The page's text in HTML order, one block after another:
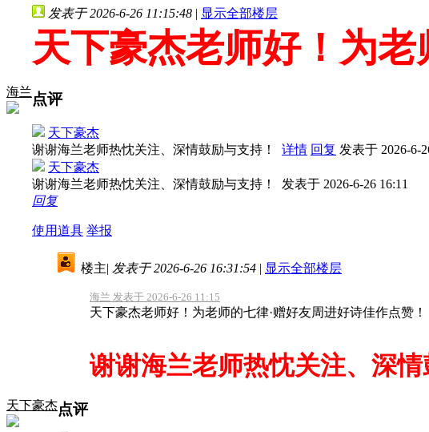
海兰
发表于 2026-6-26 11:15:48 | 显示全部楼层
天下豪杰老师好！为老
点评
天下豪杰
谢谢海兰老师热忱关注、深情鼓励与支持！ 详情 回复 发表于 2026-6-
天下豪杰
谢谢海兰老师热忱关注、深情鼓励与支持！ 发表于 2026-6-26 16:11
回复
使用道具 举报
天下豪杰
楼主| 发表于 2026-6-26 16:31:54 | 显示全部楼层
海兰 发表于 2026-6-26 11:15
天下豪杰老师好！为老师的七律·赠好友周进好诗佳作点赞！
谢谢海兰老师热忱关注、深情
点评